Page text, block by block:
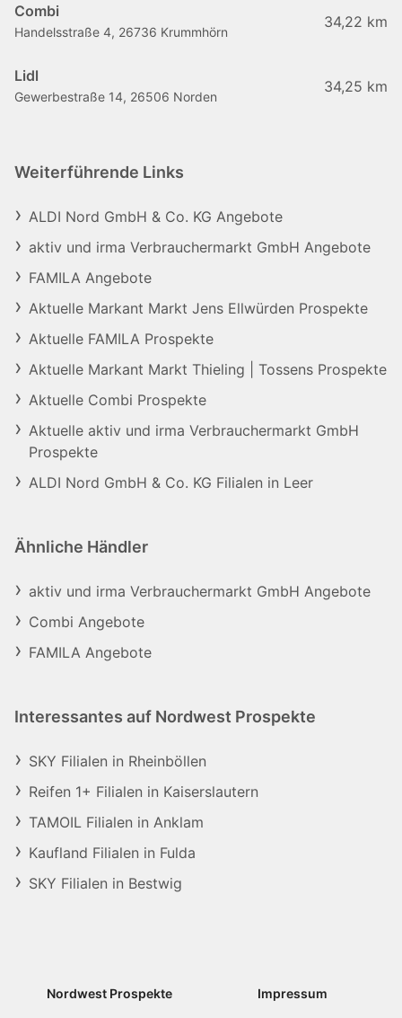
Combi
Handelsstraße 4, 26736 Krummhörn
34,22 km
Lidl
Gewerbestraße 14, 26506 Norden
34,25 km
Weiterführende Links
ALDI Nord GmbH & Co. KG Angebote
aktiv und irma Verbrauchermarkt GmbH Angebote
FAMILA Angebote
Aktuelle Markant Markt Jens Ellwürden Prospekte
Aktuelle FAMILA Prospekte
Aktuelle Markant Markt Thieling | Tossens Prospekte
Aktuelle Combi Prospekte
Aktuelle aktiv und irma Verbrauchermarkt GmbH
Prospekte
ALDI Nord GmbH & Co. KG Filialen in Leer
Ähnliche Händler
aktiv und irma Verbrauchermarkt GmbH Angebote
Combi Angebote
FAMILA Angebote
Interessantes auf Nordwest Prospekte
SKY Filialen in Rheinböllen
Reifen 1+ Filialen in Kaiserslautern
TAMOIL Filialen in Anklam
Kaufland Filialen in Fulda
SKY Filialen in Bestwig
Nordwest Prospekte Impressum